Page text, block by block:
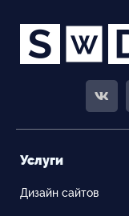
Услуги
Дизайн сайтов